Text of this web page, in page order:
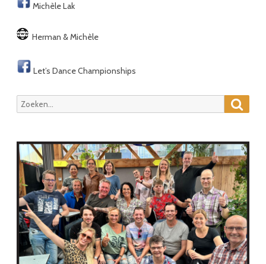
Michèle Lak
Herman & Michèle
Let’s Dance Championships
Zoeken
naar: